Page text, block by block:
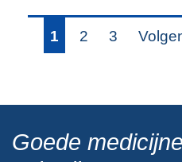
1 2 3
Goede